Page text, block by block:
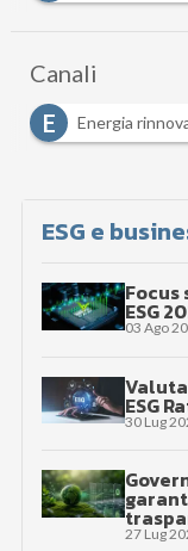
Canali
E
Energia
ESG e
ESG
03 Ago
ESG
30 Lug
27 Lug